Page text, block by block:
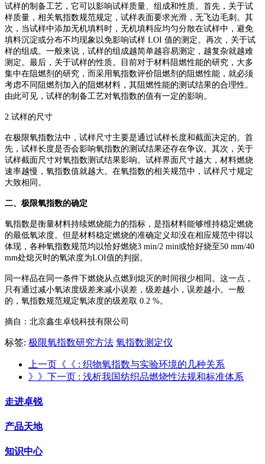
试样的制备工艺，它可以影响试样质量、组成和性质。首先，关于试
样质量，相关氧指数规范规定，试样表面要求光滑，无飞边毛刺。其
次，当试样中添加无机填料时，无机填料应均匀分散在试样中，避免
填料沉淀或分布不均现象以免影响试样 LOI 值的测定。再次，关于试
样的组成。一般来说，试样的组成越简单越容易测定，越复杂就越难
测定。最后，关于试样的性质。目前对于材料阻燃性能的研究，大多
集中在阻燃剂的研究，而采用氧指数评价阻燃剂的阻燃性能，就必须
考虑不同阻燃剂加入的阻燃材料，其阻燃性能的测试结果的合理性。
由此可见，试样的制备工艺对氧指数的值有一定的影响。
2.试样的尺寸
在极限氧指数法中，试样尺寸主要是通过试样长度和截面决定的。首
先，试样长度是否会影响氧指数的测试结果还存在争议。其次，关于
试样截面尺寸对氧指数测试结果影响。试样界面尺寸越大，材料燃烧
速率越慢，氧指数值就越大。在氧指数的相关规范中，试样尺寸规定
大致相同。
二、极限氧指数的确定
氧指数是衡量材料持续燃烧能力的指标，是指材料能够维持稳定燃烧
的最低氧浓度。但是材料稳定燃烧的准确定义却没在相应规范中得以
体现，各种氧指数规范均以恰好燃烧3 min/2 min或恰好烧至50 mm/40
mm处熄灭时的氧浓度为LOI值的判据。
同一样品在同一条件下燃烧从点燃到熄灭的时间很少相同。这一点，
只有通过减小氧浓度级差来减小误差，级差越小，误差越小。一般
的，氧指数规范规定氧浓度的级差取 0.2 %。
摘自：北京鑫生卓锐科技有限公司
标签: 极限氧指数研究方法 氧指数测定仪
上一页《《 : 织物氧指数与实验环境的几种关系
》》下一页 : 浅析我国纺织品燃烧性法规和标准体系
走进卓锐
产品天地
知识中心